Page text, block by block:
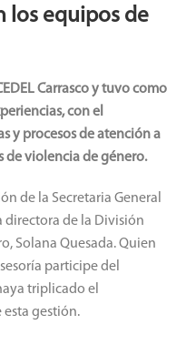
los equipos de
Carrasco y tuvo como
con el
y procesos de atención a
de violencia de género.
de la Secretaria General
directora de la División
Solana Quesada. Quien
participe del
triplicado el
gestión.